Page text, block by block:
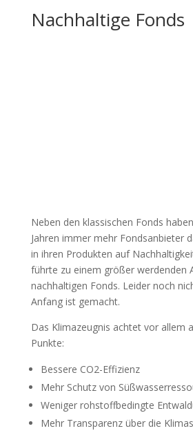
Nachhaltige Fonds
Neben den klassischen Fonds
Jahren immer mehr Fondsanbieter
in ihren Produkten auf
führte zu einem größer werdenden
nachhaltigen Fonds. Leider noch
Anfang ist gemacht.
Das Klimazeugnis achtet vor allem
Punkte:
Bessere CO2-Effizienz
Mehr Schutz von
Weniger rohstoffbedingte
Mehr Transparenz über die